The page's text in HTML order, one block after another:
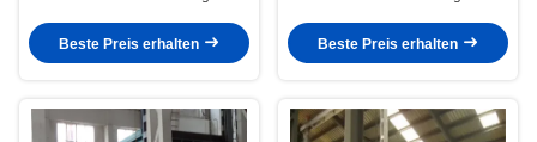
Beste Preis erhalten
1000℃
Beste Preis erhalten